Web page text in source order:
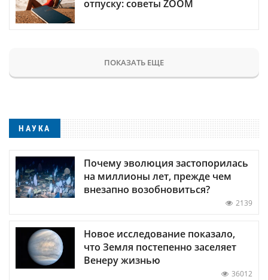
отпуску: советы ZOOM
ПОКАЗАТЬ ЕЩЕ
НАУКА
Почему эволюция застопорилась
на миллионы лет, прежде чем
внезапно возобновиться?
2139
Новое исследование показало,
что Земля постепенно заселяет
Венеру жизнью
36012